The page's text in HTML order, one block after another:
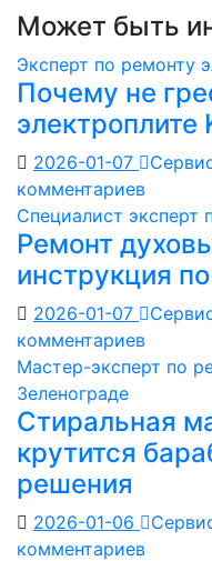
Может быть
Эксперт по ремонту
Почему не
электроплите
2026-01-07
комментариев
Специалист
Ремонт
инструкция
2026-01-07
комментариев
Мастер-эксперт по
Зеленограде
Стиральная
крутится
решения
2026-01-06
комментариев